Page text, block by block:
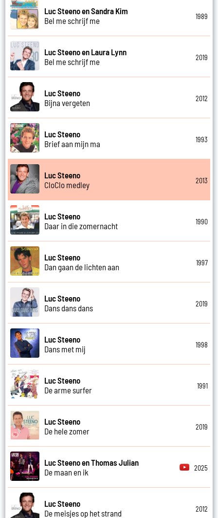
Luc Steeno en Sandra Kim
Bel me schrijf me
1989
Luc Steeno en Laura Lynn
Bel me schrijf me
2019
Luc Steeno
Bijna vergeten
2012
Luc Steeno
Brief aan mijn ma
1993
Luc Steeno
CloClo medley
2013
Luc Steeno
Daar in die zomernacht
1990
Luc Steeno
Dan gaan de lichten aan
1997
Luc Steeno
Dans dans dans
2019
Luc Steeno
Dans met mij
1998
Luc Steeno
De arme surfer
1991
Luc Steeno
De hele zomer
2019
Luc Steeno en Thomas Julian
De maan en ik
2025
Luc Steeno
De meisjes op het strand
2012